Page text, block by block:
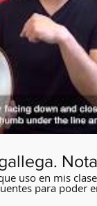
uso en mis
para poder